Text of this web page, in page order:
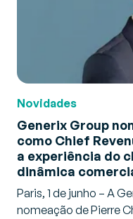
Novidades
Generix Group
como Chief
a experiência do
dinâmica
Paris, 1 de junho – A
nomeação de Pierre